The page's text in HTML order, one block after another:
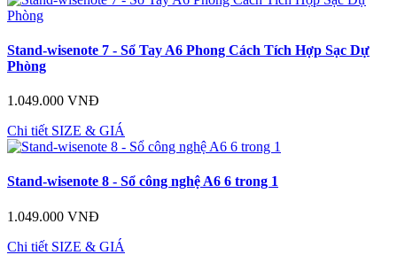
Stand-wisenote 7 - Sổ Tay A6 Phong Cách Tích Hợp Sạc Dự
Phòng
1.049.000 VNĐ
Chi tiết SIZE & GIÁ
Stand-wisenote 8 - Sổ công nghệ A6 6 trong 1
1.049.000 VNĐ
Chi tiết SIZE & GIÁ